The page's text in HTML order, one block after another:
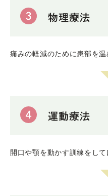
3 物理療法
痛みの軽減のために患部を温
4 運動療法
開口や顎を動かす訓練をし